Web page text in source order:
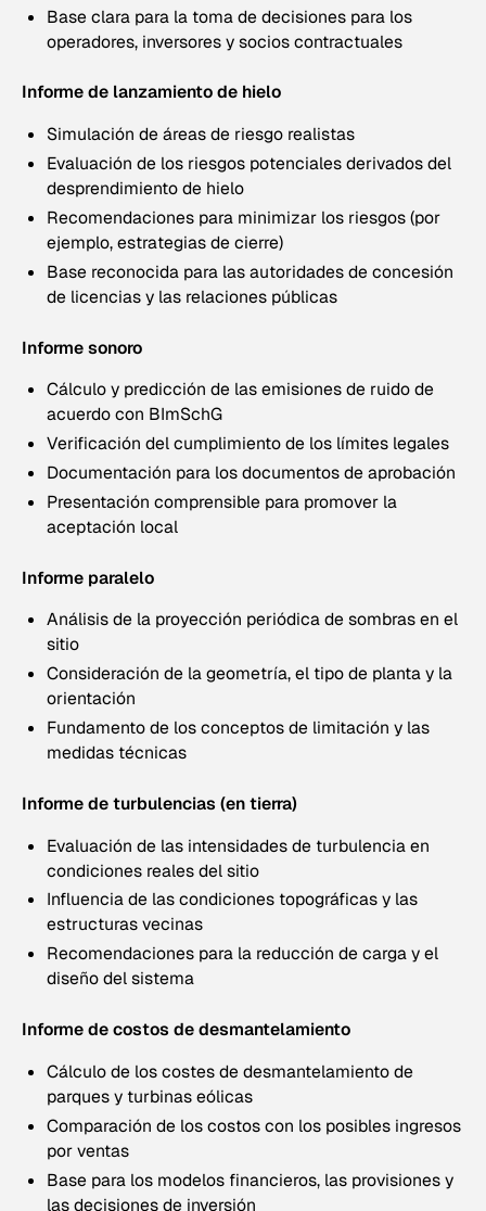
Base clara para la toma de decisiones para los
operadores, inversores y socios contractuales
Informe de lanzamiento de hielo
Simulación de áreas de riesgo realistas
Evaluación de los riesgos potenciales derivados del
desprendimiento de hielo
Recomendaciones para minimizar los riesgos (por
ejemplo, estrategias de cierre)
Base reconocida para las autoridades de concesión
de licencias y las relaciones públicas
Informe sonoro
Cálculo y predicción de las emisiones de ruido de
acuerdo con BImSchG
Verificación del cumplimiento de los límites legales
Documentación para los documentos de aprobación
Presentación comprensible para promover la
aceptación local
Informe paralelo
Análisis de la proyección periódica de sombras en el
sitio
Consideración de la geometría, el tipo de planta y la
orientación
Fundamento de los conceptos de limitación y las
medidas técnicas
Informe de turbulencias (en tierra)
Evaluación de las intensidades de turbulencia en
condiciones reales del sitio
Influencia de las condiciones topográficas y las
estructuras vecinas
Recomendaciones para la reducción de carga y el
diseño del sistema
Informe de costos de desmantelamiento
Cálculo de los costes de desmantelamiento de
parques y turbinas eólicas
Comparación de los costos con los posibles ingresos
por ventas
Base para los modelos financieros, las provisiones y
las decisiones de inversión